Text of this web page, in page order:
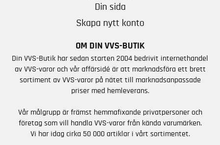
Din sida
Skapa nytt konto
OM DIN VVS-BUTIK
Din VVS-Butik har sedan starten 2004 bedrivit internethandel
av VVS-varor och vår affärsidé är att marknadsföra ett brett
sortiment av VVS-varor på nätet till marknadsanpassade
priser med hemleverans.
Vår målgrupp är främst hemmafixande privatpersoner och
företag som vill handla VVS-varor från kända varumärken.
Vi har idag cirka 50 000 artiklar i vårt sortimentet.